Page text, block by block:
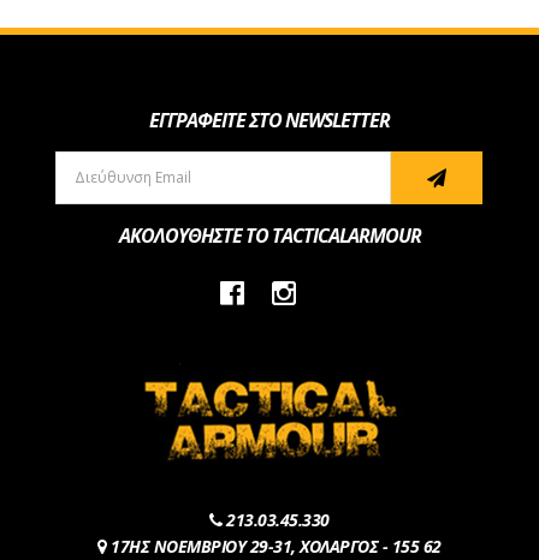
ΕΓΓΡΑΦΕΙΤΕ ΣΤΟ NEWSLETTER
ΑΚΟΛΟΥΘΗΣΤΕ ΤΟ TACTICALARMOUR
213.03.45.330
17ΗΣ ΝΟΕΜΒΡΙΟΥ 29-31, ΧΟΛΑΡΓΟΣ - 155 62